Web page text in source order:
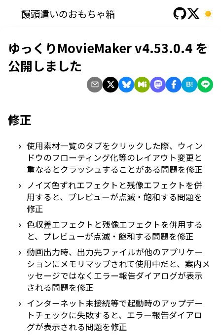
饅頭遣いのおもちゃ箱
ゆっくりMovieMaker v4.53.0.4 を
公開しました
B!
修正
使用素材一覧のタブをクリックした際、ウィン
ドウのフローティング化等のレイアウト変更と
重なるとクラッシュすることがある問題を修正
ノイズ色ずれエフェクトと残像エフェクトを併
用すると、プレビューが点滅・飽和する問題を
修正
色収差エフェクトと残像エフェクトを併用する
と、プレビューが点滅・飽和する問題を修正
動画出力時、出力先ファイルが他のアプリケー
ションにメモリマップされて使用中だと、案内メ
ッセージではなくエラー報告ダイアログが表示
される問題を修正
インターネット未接続等で起動時のアップデー
トチェックに失敗すると、エラー報告ダイアロ
グが表示される問題を修正